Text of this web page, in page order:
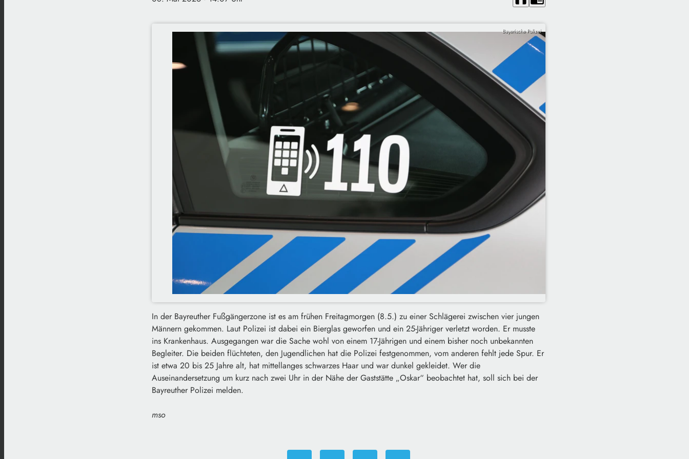
Bayerische Polizei
In der Bayreuther Fußgängerzone ist es am frühen Freitagmorgen (8.5.) zu einer Schlägerei zwischen vier jungen
Männern gekommen. Laut Polizei ist dabei ein Bierglas geworfen und ein 25-Jähriger verletzt worden. Er musste
ins Krankenhaus. Ausgegangen war die Sache wohl von einem 17-Jährigen und einem bisher noch unbekannten
Begleiter. Die beiden flüchteten, den Jugendlichen hat die Polizei festgenommen, vom anderen fehlt jede Spur. Er
ist etwa 20 bis 25 Jahre alt, hat mittellanges schwarzes Haar und war dunkel gekleidet. Wer die
Auseinandersetzung um kurz nach zwei Uhr in der Nähe der Gaststätte „Oskar“ beobachtet hat, soll sich bei der
Bayreuther Polizei melden.
mso